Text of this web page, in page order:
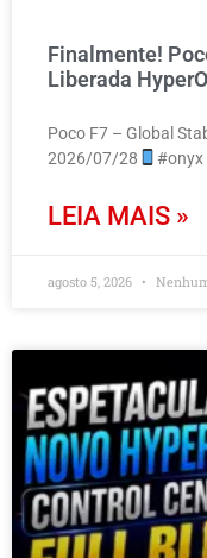
Finalmente!
Liberada
Poco F7 – Global
2026/07/28
#onyx
LEIA MAIS »
agosto 5, 2026